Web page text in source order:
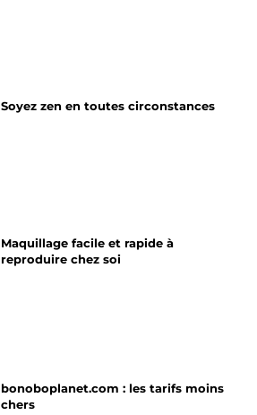
Soyez zen en toutes circonstances
Maquillage facile et rapide à
reproduire chez soi
bonoboplanet.com : les tarifs moins
chers